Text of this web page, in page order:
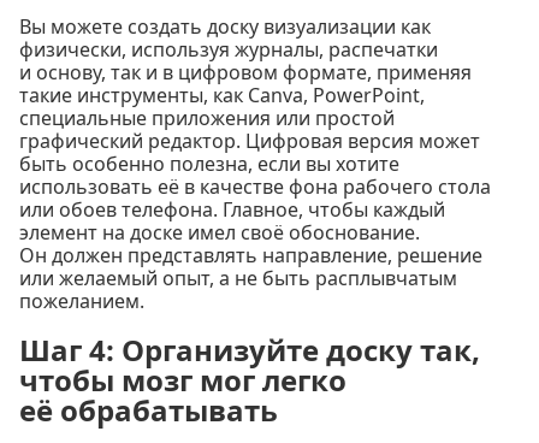
Вы можете создать доску визуализации как
физически, используя журналы, распечатки
и основу, так и в цифровом формате, применяя
такие инструменты, как Canva, PowerPoint,
специальные приложения или простой
графический редактор. Цифровая версия может
быть особенно полезна, если вы хотите
использовать её в качестве фона рабочего стола
или обоев телефона. Главное, чтобы каждый
элемент на доске имел своё обоснование.
Он должен представлять направление, решение
или желаемый опыт, а не быть расплывчатым
пожеланием.
Шаг 4: Организуйте доску так,
чтобы мозг мог легко
её обрабатывать